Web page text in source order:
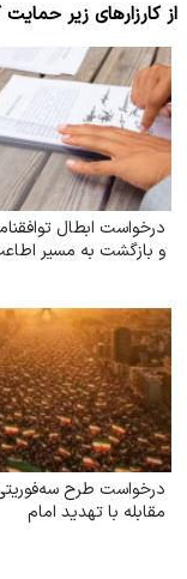
از کارزارهای زیر حمایت
درخواست ابطال
و بازگشت به مسیر
درخواست طرح
مقابله با تهدید امام